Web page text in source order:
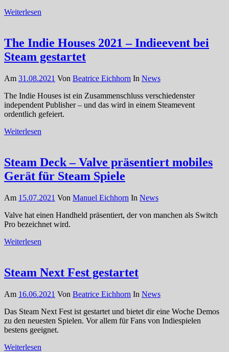
Weiterlesen
The Indie Houses 2021 – Indieevent bei
Steam gestartet
Am 31.08.2021 Von Beatrice Eichhorn In News
The Indie Houses ist ein Zusammenschluss verschiedenster
independent Publisher – und das wird in einem Steamevent
ordentlich gefeiert.
Weiterlesen
Steam Deck – Valve präsentiert mobiles
Gerät für Steam Spiele
Am 15.07.2021 Von Manuel Eichhorn In News
Valve hat einen Handheld präsentiert, der von manchen als Switch
Pro bezeichnet wird.
Weiterlesen
Steam Next Fest gestartet
Am 16.06.2021 Von Beatrice Eichhorn In News
Das Steam Next Fest ist gestartet und bietet dir eine Woche Demos
zu den neuesten Spielen. Vor allem für Fans von Indiespielen
bestens geeignet.
Weiterlesen